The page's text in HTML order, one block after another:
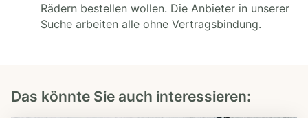
Rädern bestellen wollen. Die Anbieter in unserer
Suche arbeiten alle ohne Vertragsbindung.
Das könnte Sie auch interessieren: